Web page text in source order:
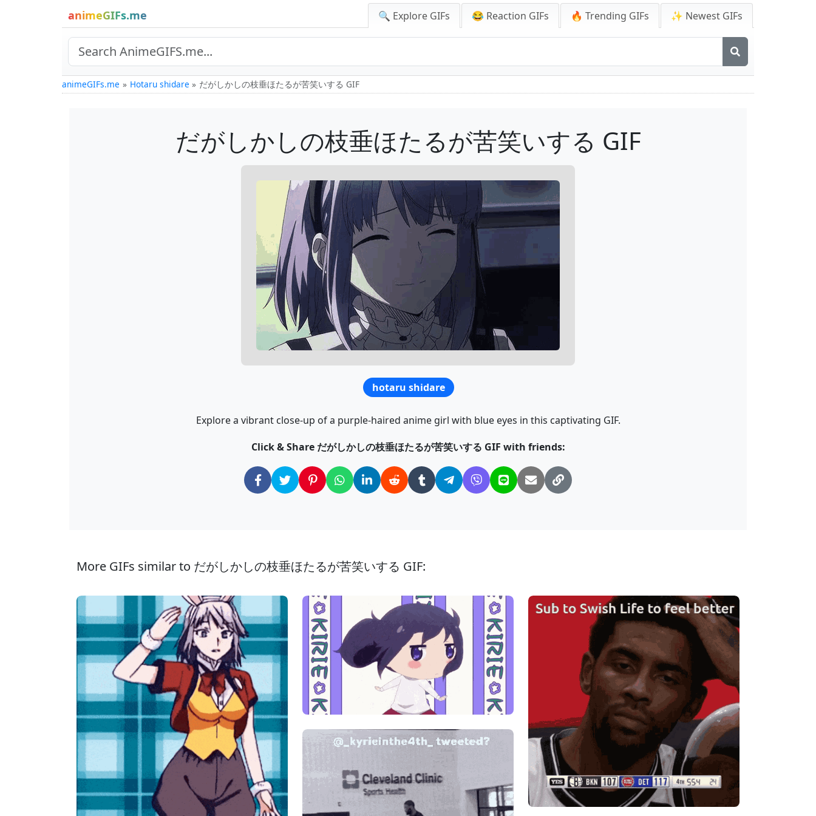
animeGIFs.me 🔍 Explore GIFs 😂 Reaction GIFs 🔥 Trending GIFs ✨ Newest GIFs
animeGIFs.me Hotaru shidare だがしかしの枝垂ほたるが苦笑いする GIF
だがしかしの枝垂ほたるが苦笑いする GIF
hotaru shidare
Explore a vibrant close-up of a purple-haired anime girl with blue eyes in this captivating GIF.
Click & Share だがしかしの枝垂ほたるが苦笑いする GIF with friends:
More GIFs similar to だがしかしの枝垂ほたるが苦笑いする GIF: